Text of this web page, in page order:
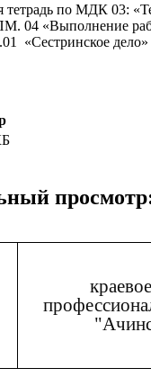
тетрадь по МДК 03:
04 «Выполнение
«Сестринское дело»